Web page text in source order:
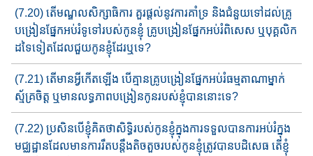
(7.20) តើមណ្ឌលសិក្សាធិការ គួរ​ផ្ដល់នូវការគាំទ្រ និងជំនួយទៅដល់​គ្រូ
បង្រៀនផ្នែក​អប់រំ​ទូទៅរបស់កូនខ្ញុំ​​ គ្រូ​បង្រៀនផ្នែក​អប់រំពិសេស ឬបុគ្គលិក
ដទៃទៀតដែលជួយកូនខ្ញុំដែរឬទេ?
(7.21) តើមាន​អ្វីកើតឡើង បើគ្មានគ្រូបង្រៀនផ្នែក​អប់រំធម្មតាណាម្នាក់​
ស្ម័គ្រចិត្ត ឬមានលទ្ធភាព​បង្រៀន​កូន​របស់ខ្ញុំបាននោះទេ​​?
(7.22) ប្រសិនបើខ្ញុំគិតថាសិទ្ធិរបស់កូនខ្ញុំក្នុងការទទួលបានការអប់រំ​ក្នុង​​
មជ្ឈដ្ឋានដែល​មានការរឹ​តបន្តឹង​តិចតួចរបស់កូនខ្ញុំត្រូវបានបដិសេធ តើខ្ញុំ